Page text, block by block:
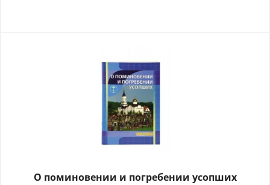
О поминовении и погребении усопших